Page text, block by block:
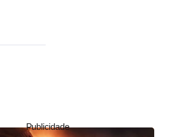
Publicidade